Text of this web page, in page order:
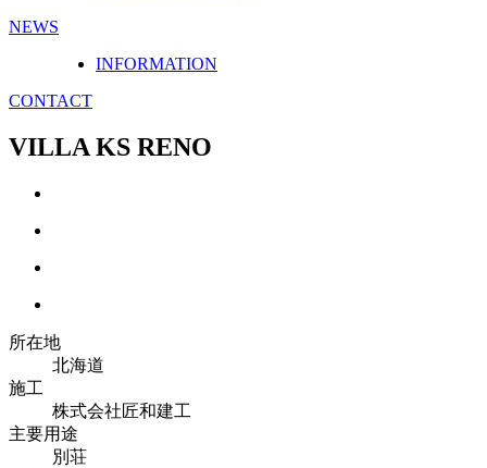
NEWS
INFORMATION
CONTACT
VILLA KS RENO
所在地
北海道
施工
株式会社匠和建工
主要用途
別荘